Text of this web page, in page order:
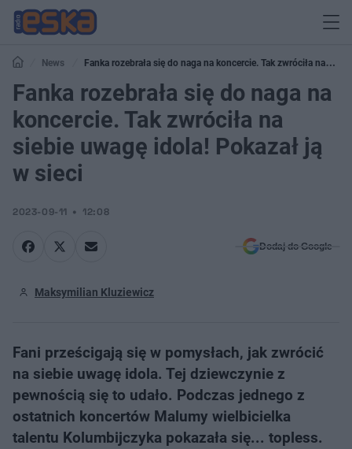
News
Fanka rozebrała się do naga na koncercie. Tak zwróciła na
siebie uwagę idola! Pokazał ją w sieci
Fanka rozebrała się do naga na
koncercie. Tak zwróciła na
siebie uwagę idola! Pokazał ją
w sieci
2023-09-11 12:08
Dodaj do Google
Maksymilian Kluziewicz
Fani prześcigają się w pomysłach, jak zwrócić
na siebie uwagę idola. Tej dziewczynie z
pewnością się to udało. Podczas jednego z
ostatnich koncertów Malumy wielbicielka
talentu Kolumbijczyka pokazała się... topless.